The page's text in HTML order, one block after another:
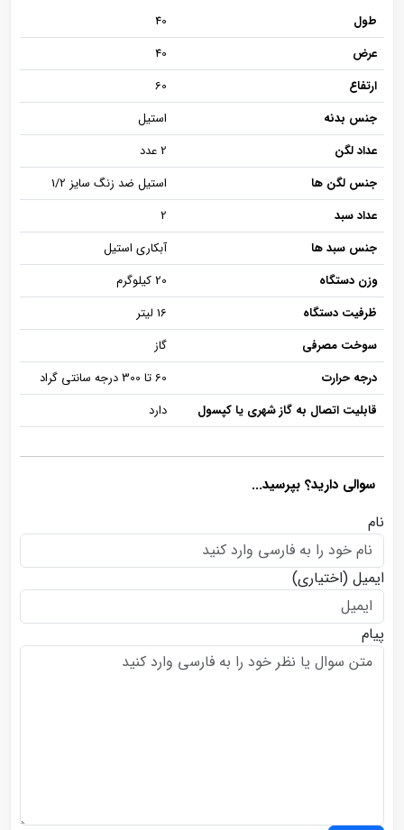
طول
40
عرض
40
ارتفاع
60
جنس بدنه
استیل
عداد لگن
2 عدد
جنس لگن ها
استیل ضد زنگ سایز 1/2
عداد سبد
2
جنس سبد ها
آبکاری استیل
وزن دستگاه
20 کیلوگرم
ظرفیت دستگاه
16 لیتر
سوخت مصرفی
گاز
درجه حرارت
60 تا 300 درجه سانتی گراد
قابلیت اتصال به گاز شهری یا کپسول
دارد
سوالی دارید؟ بپرسید...
نام
ایمیل (اختیاری)
پیام